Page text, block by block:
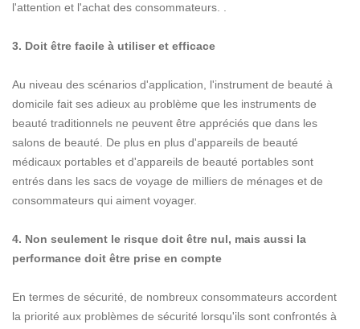
l'attention et l'achat des consommateurs. .
3. Doit être facile à utiliser et efficace
Au niveau des scénarios d'application, l'instrument de beauté à
domicile fait ses adieux au problème que les instruments de
beauté traditionnels ne peuvent être appréciés que dans les
salons de beauté. De plus en plus d'appareils de beauté
médicaux portables et d'appareils de beauté portables sont
entrés dans les sacs de voyage de milliers de ménages et de
consommateurs qui aiment voyager.
4. Non seulement le risque doit être nul, mais aussi la
performance doit être prise en compte
En termes de sécurité, de nombreux consommateurs accordent
la priorité aux problèmes de sécurité lorsqu'ils sont confrontés à